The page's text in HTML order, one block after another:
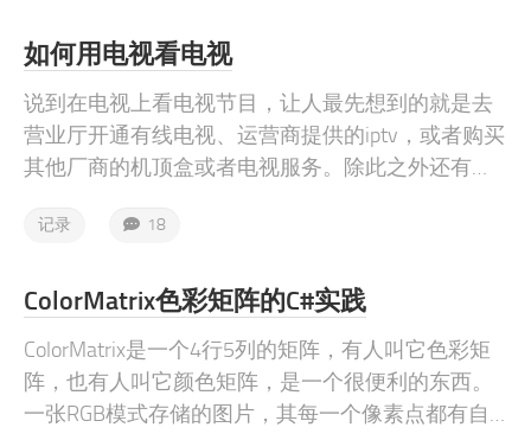
如何用电视看电视
说到在电视上看电视节目，让人最先想到的就是去
营业厅开通有线电视、运营商提供的iptv，或者购买
其他厂商的机顶盒或者电视服务。除此之外还有一
而且突破了设备的局限，实现在手机，电视以及其
记录 18
ColorMatrix色彩矩阵的C#实践
ColorMatrix是一个4行5列的矩阵，有人叫它色彩矩
阵，也有人叫它颜色矩阵，是一个很便利的东西。
一张RGB模式存储的图片，其每一个像素点都有自